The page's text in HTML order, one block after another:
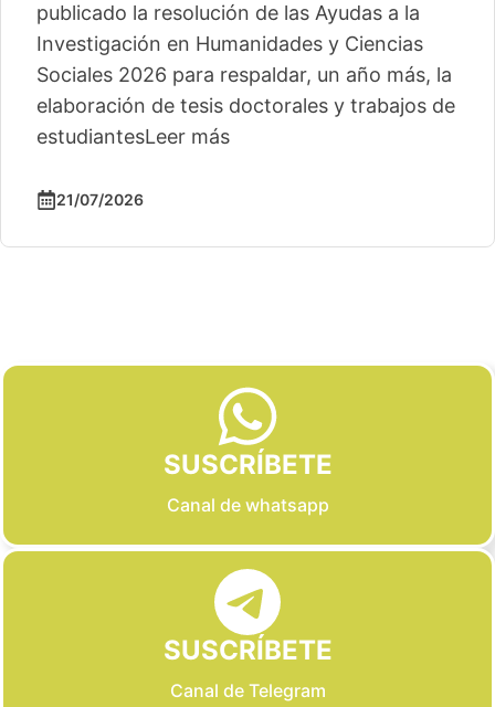
publicado la resolución de las Ayudas a la
Investigación en Humanidades y Ciencias
Sociales 2026 para respaldar, un año más, la
elaboración de tesis doctorales y trabajos de
estudiantesLeer más
21/07/2026
SUSCRÍBETE
Canal de whatsapp
SUSCRÍBETE
Canal de Telegram